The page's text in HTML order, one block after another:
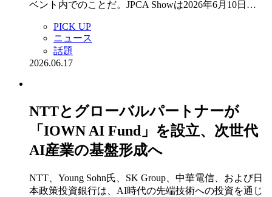
ベント内でのことだ。JPCA Showは2026年6月10日…
PICK UP
ニュース
話題
2026.06.17
NTTとグローバルパートナーが
「IOWN AI Fund」を設立、次世代
AI産業の基盤形成へ
NTT、Young Sohn氏、SK Group、中華電信、および日
本政策投資銀行は、AI時代の先端技術への投資を通じ